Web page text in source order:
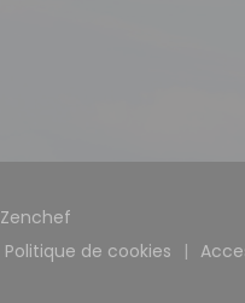
Zenchef((ouvre une
Politique de cookies
((ouvre une